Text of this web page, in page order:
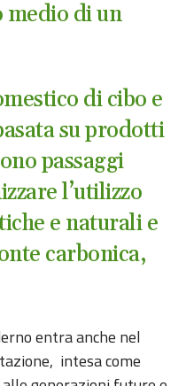
medio di un
di cibo e
su prodotti
passaggi
l’utilizzo
e naturali e
carbonica,
entra anche nel
intesa come